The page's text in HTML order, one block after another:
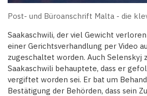
Post- und Büroanschrift Malta - die
Saakaschwili, der viel Gewicht
einer Gerichtsverhandlung per Video
zugeschaltet worden. Auch Selenskyj
Saakaschwili behauptete, dass er
vergiftet worden sei. Er bat um
Bestätigung der Behörden, dass sein